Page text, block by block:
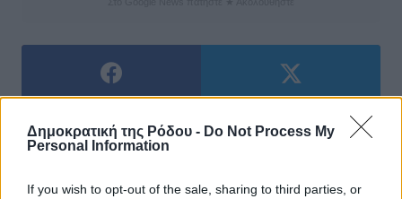
Δημοκρατική της Ρόδου - Do Not Process My
Personal Information
If you wish to opt-out of the sale, sharing to third parties, or